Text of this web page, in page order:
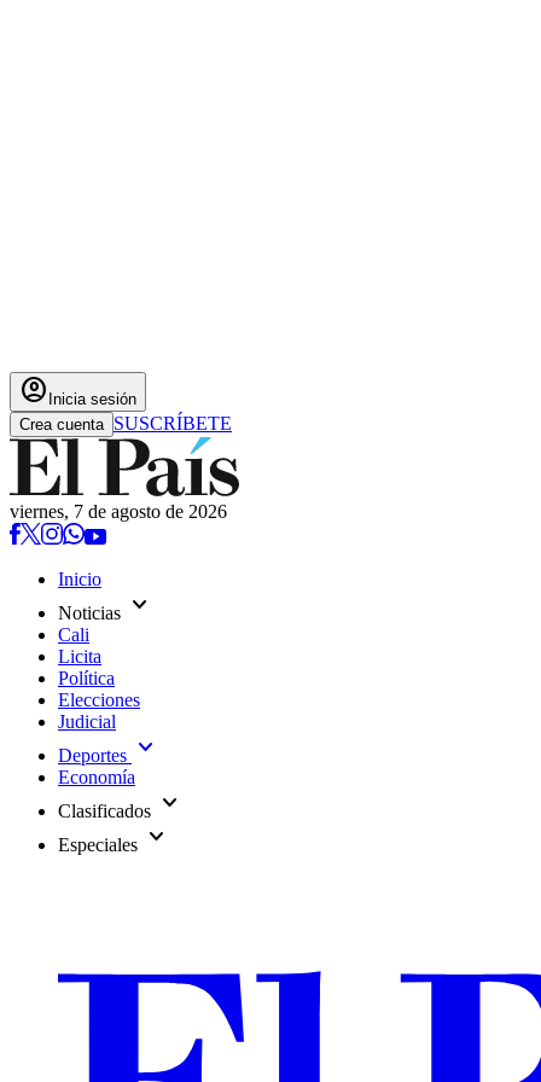
account_circle Inicia sesión
Crea cuenta SUSCRÍBETE
viernes, 7 de agosto de 2026
Inicio
Noticias expand_more
Cali
Licita
Política
Elecciones
Judicial
Deportes expand_more
Economía
Clasificados expand_more
Especiales expand_more